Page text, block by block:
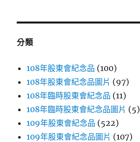
鍵
分類
108年股東會紀念品 (100)
108年股東會紀念品圖片 (97)
108年臨時股東會紀念品 (11)
108年臨時股東會紀念品圖片 (5)
109年股東會紀念品 (522)
109年股東會紀念品圖片 (107)